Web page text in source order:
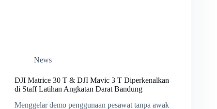
News
DJI Matrice 30 T & DJI Mavic 3 T Diperkenalkan
di Staff Latihan Angkatan Darat Bandung
Menggelar demo penggunaan pesawat tanpa awak